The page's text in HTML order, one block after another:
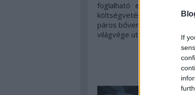
If
foglalható ezzel az egy
költségvetés ellenére nem
páros bőven szállítja azt a
világvége utáni érfelvágás